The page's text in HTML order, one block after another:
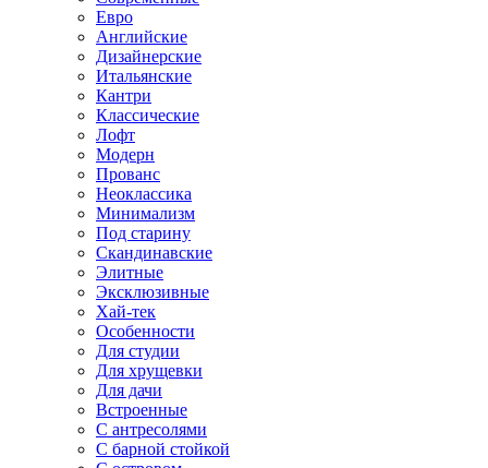
Евро
Английские
Дизайнерские
Итальянские
Кантри
Классические
Лофт
Модерн
Прованс
Неоклассика
Минимализм
Под старину
Скандинавские
Элитные
Эксклюзивные
Хай-тек
Особенности
Для студии
Для хрущевки
Для дачи
Встроенные
С антресолями
С барной стойкой